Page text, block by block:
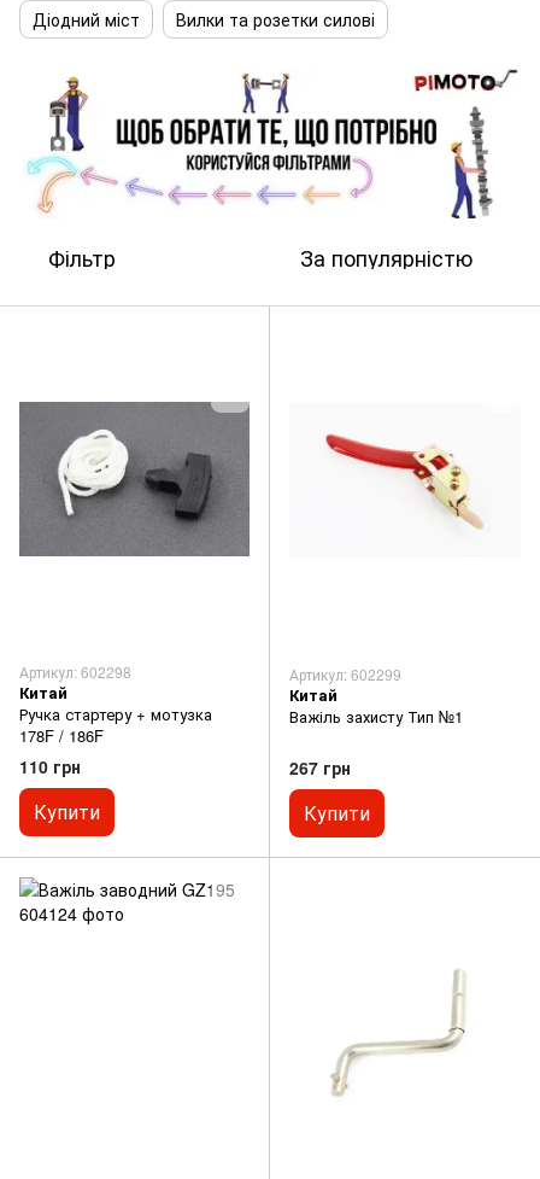
Діодний міст
Вилки та розетки силові
Фільтр За популярністю
Артикул: 602298
Китай
Ручка стартеру + мотузка
178F / 186F
110 грн
Купити
Артикул: 602299
Китай
Важіль захисту Тип №1
267 грн
Купити